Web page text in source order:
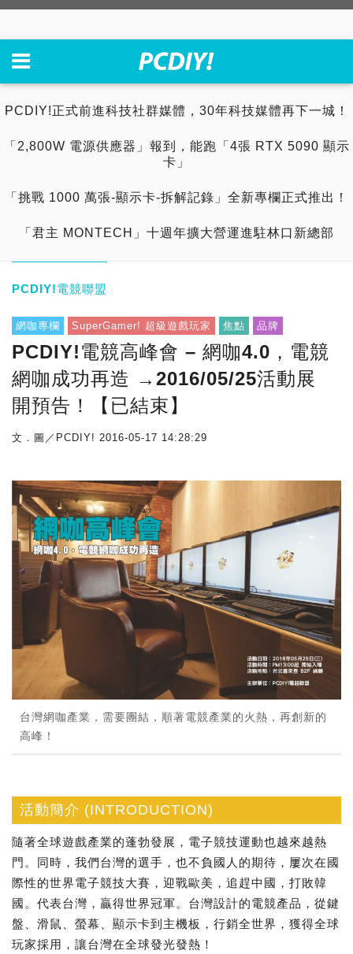
PCDIY!正式前進科技社群媒體，30年科技媒體再下一城！
「2,800W 電源供應器」報到，能跑「4張 RTX 5090 顯示
卡」
「挑戰 1000 萬張-顯示卡-拆解記錄」全新專欄正式推出！
「君主 MONTECH」十週年擴大營運進駐林口新總部
PCDIY!電競聯盟
網咖專欄 SuperGamer! 超級遊戲玩家 焦點 品牌
PCDIY!電競高峰會 – 網咖4.0，電競
網咖成功再造 →2016/05/25活動展
開預告！【已結束】
文．圖／PCDIY! 2016-05-17 14:28:29
台灣網咖產業，需要團結，順著電競產業的火熱，再創新的
高峰！
活動簡介 (INTRODUCTION)
隨著全球遊戲產業的蓬勃發展，電子競技運動也越來越熱
門。同時，我們台灣的選手，也不負國人的期待，屢次在國
際性的世界電子競技大賽，迎戰歐美，追趕中國，打敗韓
國。代表台灣，贏得世界冠軍。台灣設計的電競產品，從鍵
盤、滑鼠、螢幕、顯示卡到主機板，行銷全世界，獲得全球
玩家採用，讓台灣在全球發光發熱！